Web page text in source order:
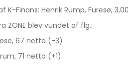
Finans: Henrik Rump, Furesø, 3,00
ZONE blev vundet af flg.:
67 netto (-3)
71 netto (+1)